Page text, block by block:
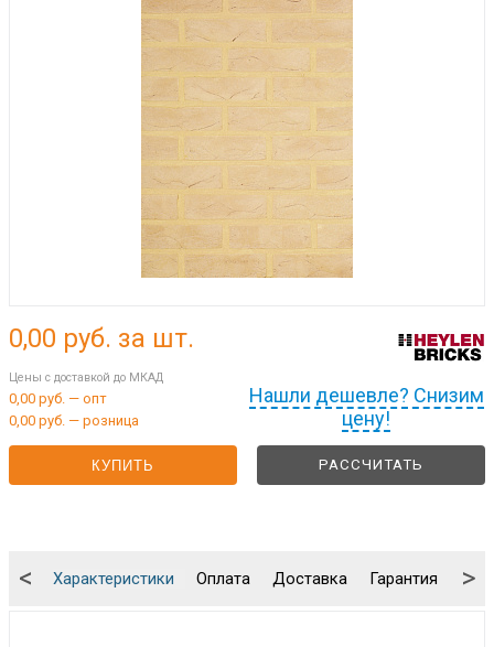
Нашли дешевле? Снизим
цену!
0,00 руб. за шт.
Цены с доставкой до МКАД
0,00 руб. — опт
0,00 руб. — розница
КУПИТЬ РАССЧИТАТЬ
Характеристики Оплата Доставка Гарантия
< >